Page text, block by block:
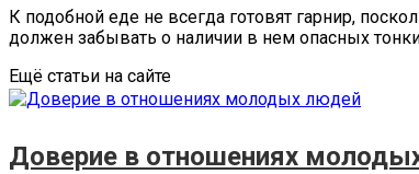
К подобной еде не всегда готовят гарнир,
должен забывать о наличии в нем опасных
Ещё статьи на сайте
Доверие в отношениях